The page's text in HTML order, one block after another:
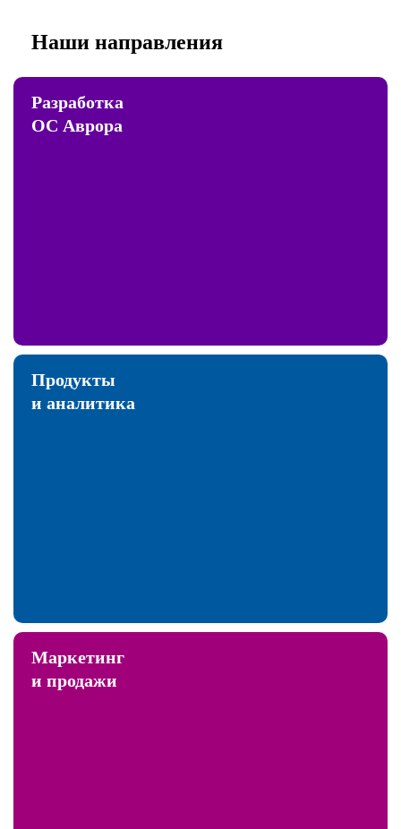
Наши направления
Разработка
ОС Аврора
Продукты
и аналитика
Маркетинг
и продажи